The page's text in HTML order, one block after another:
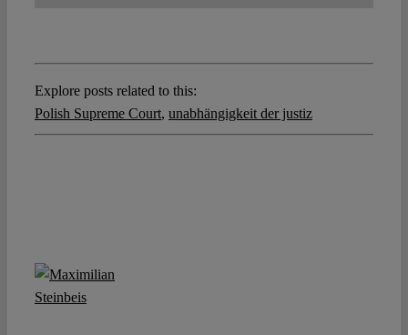
Explore posts related to this:
Polish Supreme Court, unabhängigkeit der justiz